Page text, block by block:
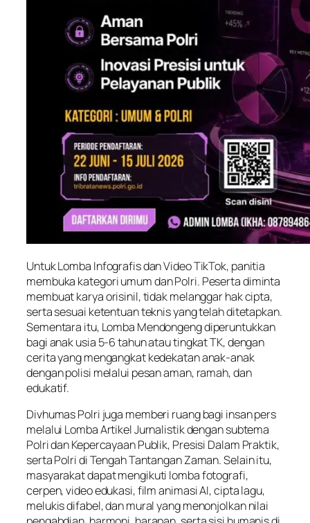
Untuk Lomba Infografis dan Video TikTok, panitia
membuka kategori umum dan Polri. Peserta diminta
membuat karya orisinil, tidak melanggar hak cipta,
serta sesuai ketentuan teknis yang telah ditetapkan.
Sementara itu, Lomba Mendongeng diperuntukkan
bagi anak usia 5-6 tahun atau tingkat TK, dengan
cerita yang mengangkat kedekatan anak-anak
dengan polisi melalui pesan aman, ramah, dan
edukatif.
Divhumas Polri juga memberi ruang bagi insan pers
melalui Lomba Artikel Jurnalistik dengan subtema
Polri dan Kepercayaan Publik, Presisi Dalam Praktik,
serta Polri di Tengah Tantangan Zaman. Selain itu,
masyarakat dapat mengikuti lomba fotografi,
cerpen, video edukasi, film animasi AI, cipta lagu,
melukis difabel, dan mural yang menonjolkan nilai